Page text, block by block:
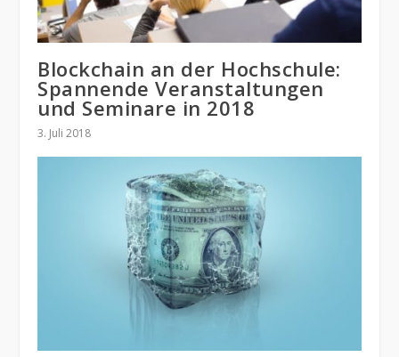
Blockchain an der Hochschule:
Spannende Veranstaltungen
und Seminare in 2018
3. Juli 2018